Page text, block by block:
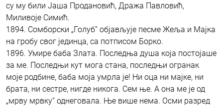
су му били Јаша Продановић, Дража Павловић,
Миливоје Симић.
1894. Сомборски „Голуб“ објављује песме Жеља и Мајка
на гробу свог јединца, са потписом Борко.
1896. Умире баба Злата. Последња душа која постојаше
за ме. Последњи кут мога стана, последњи огранак
моје родбине, баба моја умрла је! Ни оца ни мајке, ни
брата, ни сестре, нигде никога. Сем ње. А она ме је од
„мрву мрвку“ однеговала. Ње више нема. Осми разред